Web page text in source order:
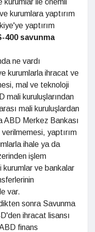
kurumlar ile önemli
kurumlara yaptırım
yaptırım
400 savunma
ne vardı
kurumlarla ihracat ve
mal ve teknoloji
mali kuruluşlarından
mali kuruluşlardan
ABD Merkez Bankası
yaptırım
ihale ya da
işlem
kurumlar ve bankalar
var.
sonra Savunma
ihracat lisansı
finans